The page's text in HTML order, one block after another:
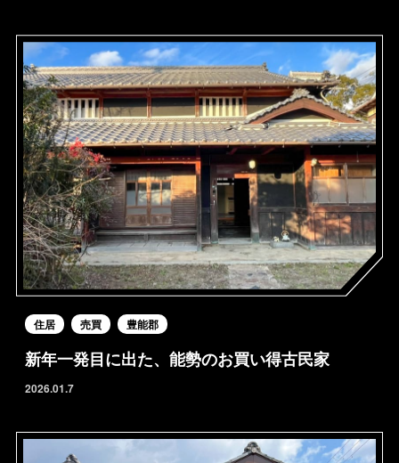
住居 売買 豊能郡
新年一発目に出た、能勢のお買い得古民家
2026.01.7